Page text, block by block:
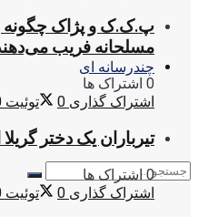
چندرسانه ای
پ.ک.ک و پژاک چگونه
مسلحانه فریب
0 اشتراک ها
اشتراک گذاری 0 توئیت
تیرباران یک دختر
0 اشتراک ها
اشتراک گذاری 0 توئیت